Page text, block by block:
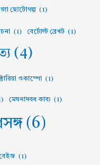
ছোটোগল্প (1)
(1) বের্টোল্ট ব্রেখট (1)
(4)
ওকাম্পো (1)
মেঘনাদবধ কাব্য (1)
(6)
বেইজ (1)